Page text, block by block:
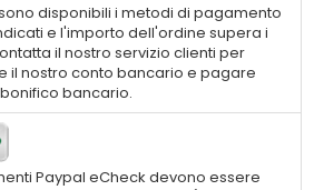
disponibili i metodi di pagamento
e l'importo dell'ordine supera i
il nostro servizio clienti per
il nostro conto bancario e pagare
bancario.
Paypal eCheck devono essere